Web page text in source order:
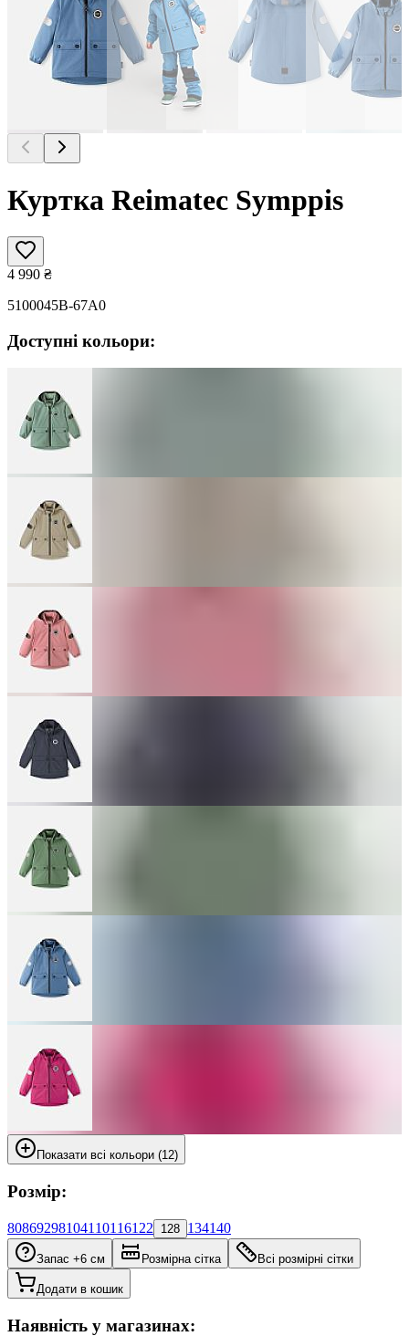
Куртка Reimatec Symppis
4 990 ₴
5100045B-67A0
Доступні кольори:
Показати всі кольори (12)
Розмір:
80869298104110116122 128 134140
Запас +6 см Розмірна сітка Всі розмірні сітки
Додати в кошик
Наявність у магазинах: